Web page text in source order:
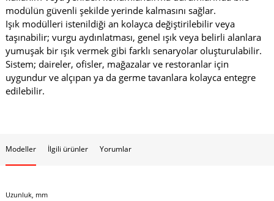
modülün güvenli şekilde yerinde kalmasını sağlar.
Işık modülleri istenildiği an kolayca değiştirilebilir veya
taşınabilir; vurgu aydınlatması, genel ışık veya belirli alanlara
yumuşak bir ışık vermek gibi farklı senaryolar oluşturulabilir.
Sistem; daireler, ofisler, mağazalar ve restoranlar için
uygundur ve alçıpan ya da germe tavanlara kolayca entegre
edilebilir.
Modeller İlgili ürünler Yorumlar
Uzunluk, mm